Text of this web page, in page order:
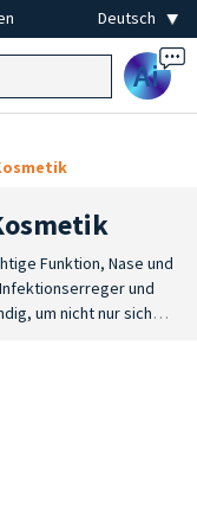
Ai
Funktion, Nase und
und
um nicht nur sich
und FFP2-Masken
und müssen den
gewährleisten.
sich dank des
Bänder, die hinter die
an. Diese